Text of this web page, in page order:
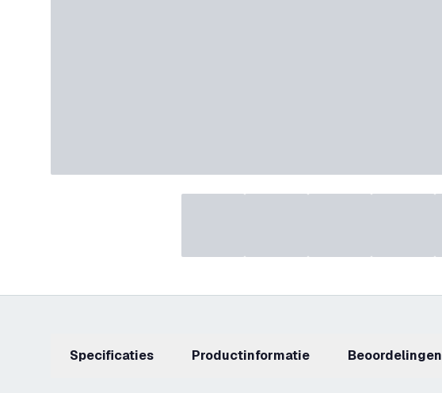
Specificaties productinformatie beoordelingen